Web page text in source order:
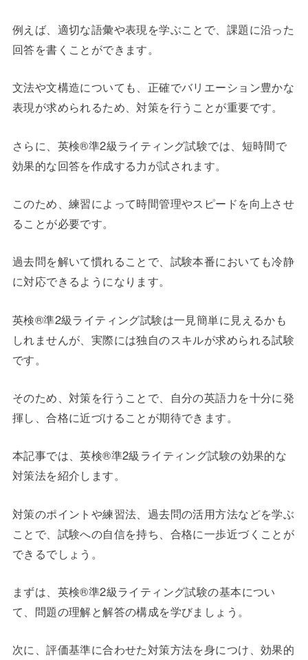
例えば、適切な語彙や表現を学ぶことで、課題に沿った
回答を書くことができます。
文法や文構造についても、正確でバリエーション豊かな
表現が求められるため、対策を行うことが重要です。
さらに、英検®準2級ライティング試験では、短時間で
効果的な回答を作成する力が試されます。
このため、練習によって時間管理やスピードを向上させ
ることが必要です。
過去問を解いて慣れることで、試験本番においても冷静
に対応できるようになります。
英検®準2級ライティング試験は一見簡単に見えるかも
しれませんが、実際には独自のスキルが求められる試験
です。
そのため、対策を行うことで、自分の英語力を十分に発
揮し、合格に近づけることが期待できます。
本記事では、英検®準2級ライティング試験の効果的な
対策法を紹介します。
対策のポイントや練習法、過去問の活用方法などを学ぶ
ことで、試験への自信を持ち、合格に一歩近づくことが
できるでしょう。
まずは、英検®準2級ライティング試験の基本につい
て、問題の理解と解答の構成を学びましょう。
次に、評価基準に合わせた対策方法を身につけ、効果的